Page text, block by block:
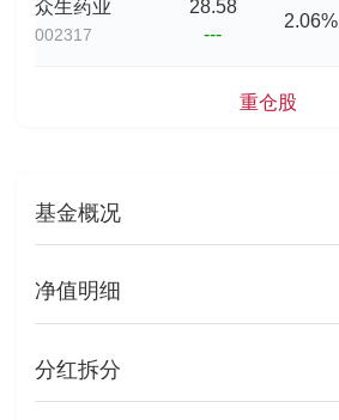
众生药业
002317
28.58
---
2.06%
重仓股
基金概况
净值明细
分红拆分